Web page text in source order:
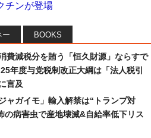
チンが登場
ー BOOKS
費減税分を賄う「恒久財源」ならすで
年度与党税制改正大綱は「法人税引
言及
ャガイモ」輸入解禁は“トランプ対
の病害虫で産地壊滅&自給率低下リス